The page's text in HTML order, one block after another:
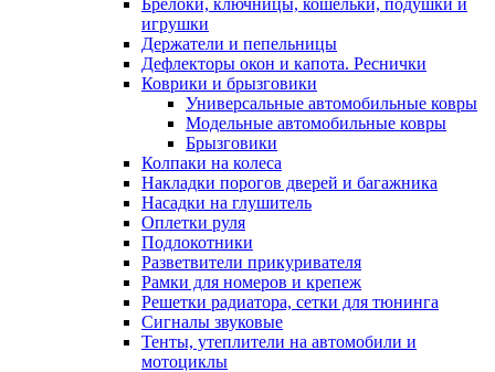
игрушки
Держатели и пепельницы
Дефлекторы окон и капота. Реснички
Коврики и брызговики
Универсальные автомобильные ковры
Модельные автомобильные ковры
Брызговики
Колпаки на колеса
Накладки порогов дверей и багажника
Насадки на глушитель
Оплетки руля
Подлокотники
Разветвители прикуривателя
Рамки для номеров и крепеж
Решетки радиатора, сетки для тюнинга
Сигналы звуковые
Тенты, утеплители на автомобили и
мотоциклы